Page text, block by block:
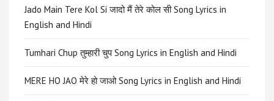
Jado Main Tere Kol Si जादो मैं तेरे कोल सी Song Lyrics in
English and Hindi
Tumhari Chup तुम्हारी चुप Song Lyrics in English and Hindi
MERE HO JAO मेरे हो जाओ Song Lyrics in English and Hindi